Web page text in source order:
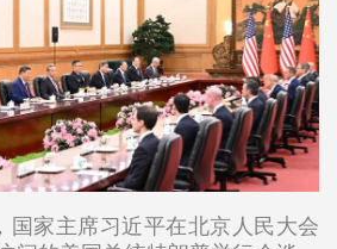
国家主席习近平在北京人民大会